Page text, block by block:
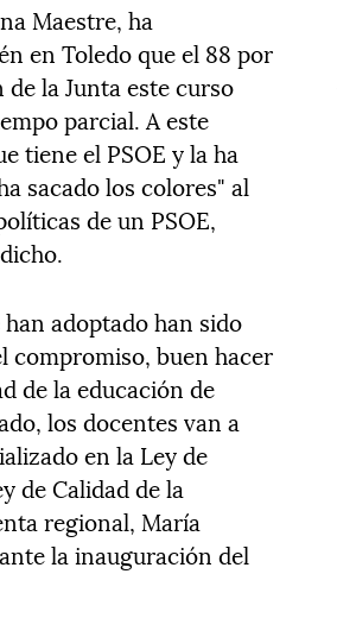
Maestre, ha
en Toledo que el 88 por
la Junta este curso
parcial. A este
tiene el PSOE y la ha
sacado los colores" al
de un PSOE,
adoptado han sido
compromiso, buen hacer
de la educación de
los docentes van a
en la Ley de
de Calidad de la
regional, María
la inauguración del